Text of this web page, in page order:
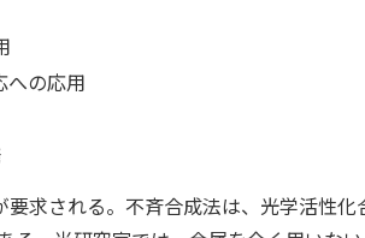
への応用
求される。不斉合成法は、光学活性